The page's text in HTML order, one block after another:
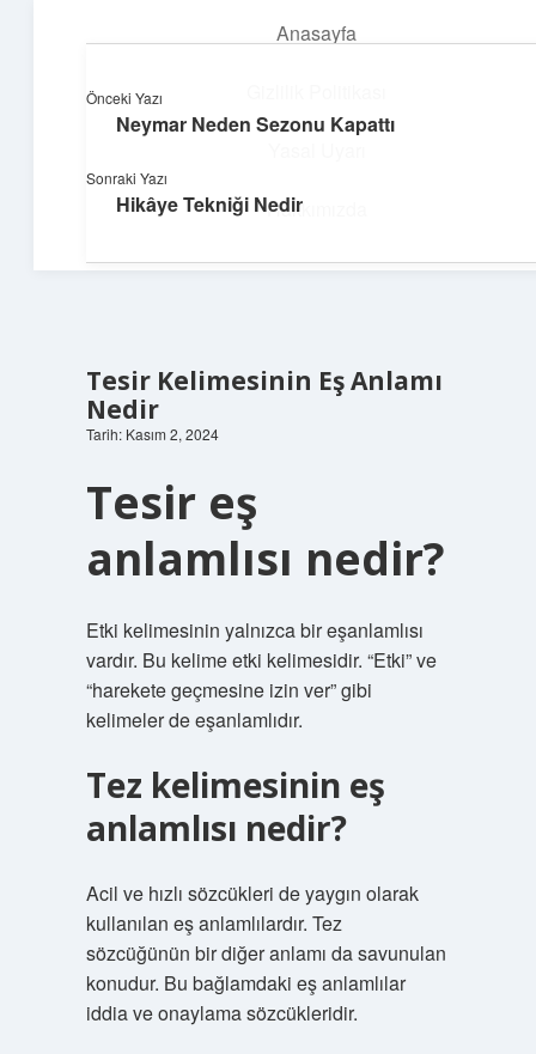
Anasayfa
Hakkımızda
Topluluk ve İlham
Tesir Kelimesinin Eş Anlamı
Nedir
Tarih: Kasım 2, 2024
Tesir eş
anlamlısı nedir?
Etki kelimesinin yalnızca bir eşanlamlısı
vardır. Bu kelime etki kelimesidir. “Etki” ve
“harekete geçmesine izin ver” gibi
kelimeler de eşanlamlıdır.
Tez kelimesinin eş
anlamlısı nedir?
Acil ve hızlı sözcükleri de yaygın olarak
kullanılan eş anlamlılardır. Tez
sözcüğünün bir diğer anlamı da savunulan
konudur. Bu bağlamdaki eş anlamlılar
iddia ve onaylama sözcükleridir.
Önceki Yazı
Neymar Neden Sezonu Kapattı
Sonraki Yazı
Hikâye Tekniği Nedir